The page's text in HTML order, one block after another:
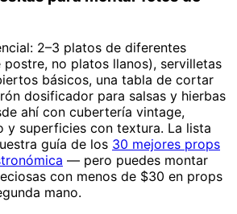
2–3 platos de diferentes
no platos llanos), servilletas
básicos, una tabla de cortar
dosificador para salsas y hierbas
ahí con cubertería vintage,
y superficies con textura. La lista
guía de los 30 mejores props
— pero puedes montar
con menos de $30 en props
mano.